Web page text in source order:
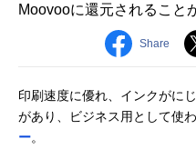
Moovooに還元されること
Share
印刷速度に優れ、インクがに
があり、ビジネス用として使
ー。